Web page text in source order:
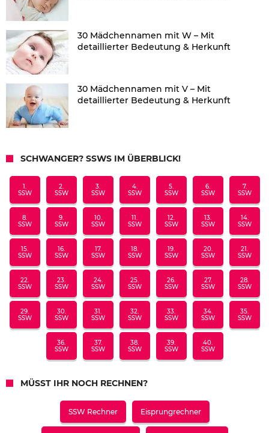
30 Mädchennamen mit W – Mit
detaillierter Bedeutung & Herkunft
30 Mädchennamen mit V – Mit
detaillierter Bedeutung & Herkunft
SCHWANGER? SSWS IM ÜBERBLICK!
1.
SSW
2.
SSW
3.
SSW
4.
SSW
5.
SSW
6.
SSW
7.
SSW
8.
SSW
9.
SSW
10.
SSW
11.
SSW
12.
SSW
13.
SSW
14.
SSW
15.
SSW
16.
SSW
17.
SSW
18.
SSW
19.
SSW
20.
SSW
21.
SSW
22.
SSW
23.
SSW
24.
SSW
25.
SSW
26.
SSW
27.
SSW
28.
SSW
29.
SSW
30.
SSW
31.
SSW
32.
SSW
33.
SSW
34.
SSW
35.
SSW
36.
SSW
37.
SSW
38.
SSW
39.
SSW
40.
SSW
MÜSST IHR NOCH RECHNEN?
SSW Rechner Eisprungrechner